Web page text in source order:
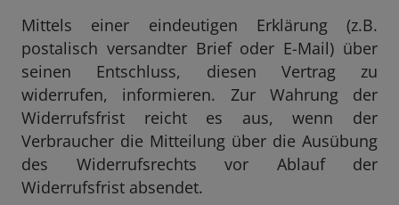
Mittels einer eindeutigen Erklärung (z.B.
postalisch versandter Brief oder E-Mail) über
seinen Entschluss, diesen Vertrag zu
widerrufen, informieren. Zur Wahrung der
Widerrufsfrist reicht es aus, wenn der
Verbraucher die Mitteilung über die Ausübung
des Widerrufsrechts vor Ablauf der
Widerrufsfrist absendet.